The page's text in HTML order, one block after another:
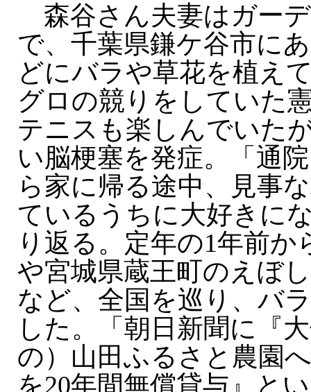
森谷さん夫妻はガー
で、千葉県鎌ケ谷市に
どにバラや草花を植え
グロの競りをしていた
テニスも楽しんでいた
い脳梗塞を発症。「通
ら家に帰る途中、見事
ているうちに大好きに
り返る。定年の1年前か
や宮城県蔵王町のえぼ
など、全国を巡り、バ
した。「朝日新聞に『
の）山田ふるさと農園
を20年間無償貸与』と